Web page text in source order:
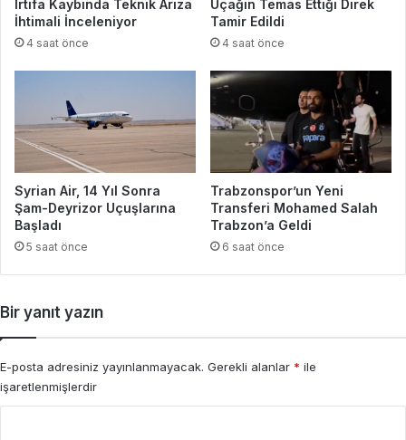
İrtifa Kaybında Teknik Arıza
İhtimali İnceleniyor
4 saat önce
Uçağın Temas Ettiği Direk
Tamir Edildi
4 saat önce
Syrian Air, 14 Yıl Sonra
Şam-Deyrizor Uçuşlarına
Başladı
5 saat önce
Trabzonspor’un Yeni
Transferi Mohamed Salah
Trabzon’a Geldi
6 saat önce
Bir yanıt yazın
E-posta adresiniz yayınlanmayacak. Gerekli alanlar * ile
işaretlenmişlerdir